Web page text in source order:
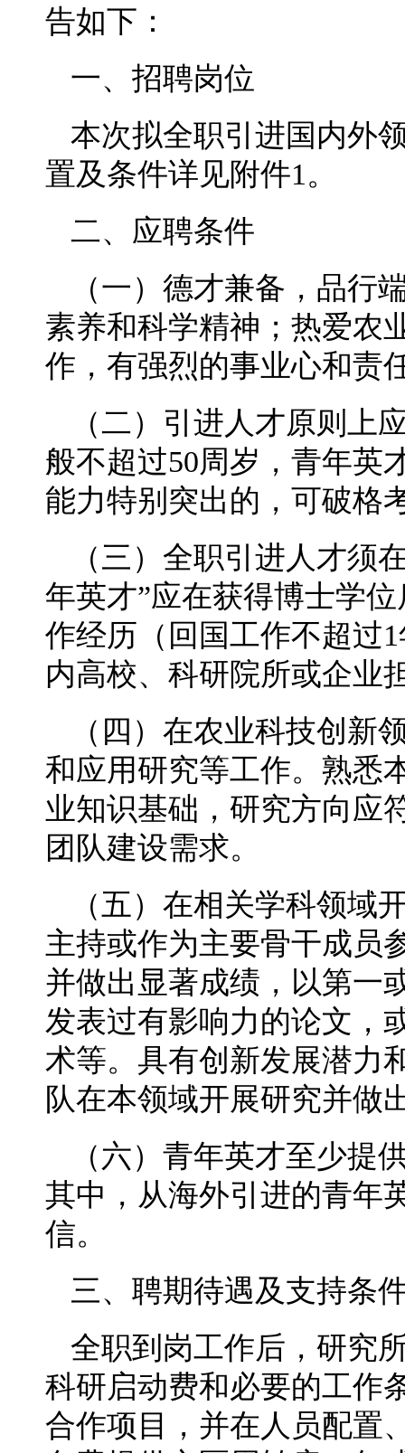
告如下：
一、招聘岗位
本次拟全职引进国内外
置及条件详见附件1。
二、应聘条件
（一）德才兼备，品行
素养和科学精神；热爱农
作，有强烈的事业心和责
（二）引进人才原则上
般不超过50周岁，青年英
能力特别突出的，可破格
（三）全职引进人才须
年英才”应在获得博士学
作经历（回国工作不超过
内高校、科研院所或企业
（四）在农业科技创新
和应用研究等工作。熟悉
业知识基础，研究方向应
团队建设需求。
（五）在相关学科领域
主持或作为主要骨干成员
并做出显著成绩，以第一
发表过有影响力的论文，
术等。具有创新发展潜力
队在本领域开展研究并做
（六）青年英才至少提
其中，从海外引进的青年
信。
三、聘期待遇及支持条
全职到岗工作后，研究
科研启动费和必要的工作
合作项目，并在人员配置